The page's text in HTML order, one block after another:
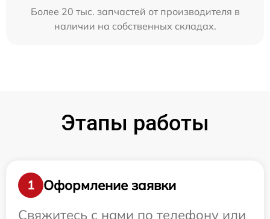
Более 20 тыс. запчастей от производителя в
наличии на собственных складах.
Этапы работы
1
Оформление заявки
Свяжитесь с нами по телефону или